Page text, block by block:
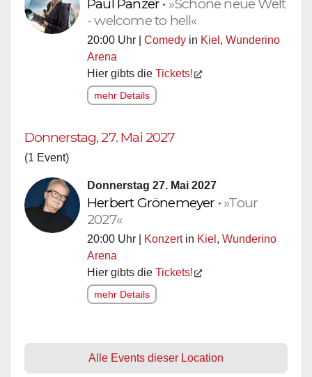
Paul Panzer • »Schöne neue Welt
- welcome to hell«
20:00 Uhr | Comedy in Kiel , Wunderino
Arena
Hier gibts die Tickets!
mehr Details
Donnerstag, 27. Mai 2027
(1 Event)
Donnerstag 27. Mai 2027
Herbert Grönemeyer • »Tour
2027«
20:00 Uhr | Konzertin Kiel , Wunderino
Arena
Hier gibts die Tickets!
mehr Details
Alle Events dieser Location